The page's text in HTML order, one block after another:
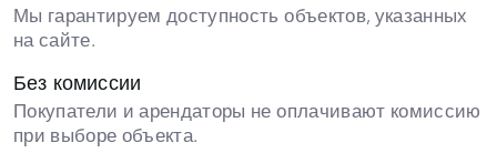
Мы гарантируем доступность объектов, указанных
на сайте.
Без комиссии
Покупатели и арендаторы не оплачивают комиссию
при выборе объекта.